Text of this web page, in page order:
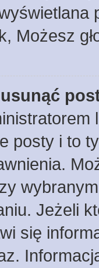
Możesz
posty i to
Jeżeli
się